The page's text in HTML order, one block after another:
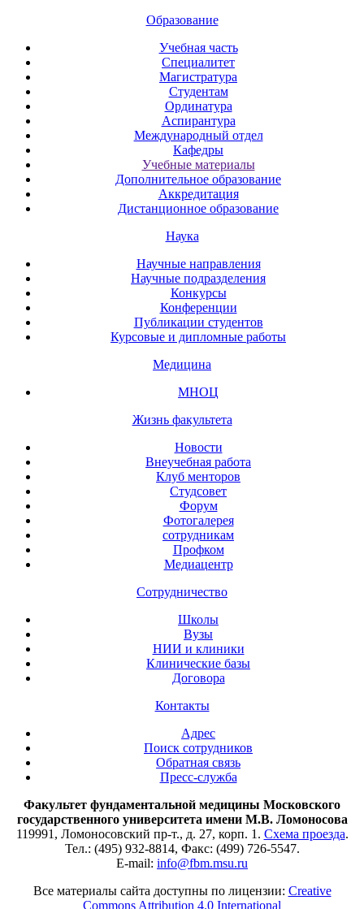
Образование
Учебная часть
Специалитет
Магистратура
Студентам
Ординатура
Аспирантура
Международный отдел
Кафедры
Учебные материалы
Дополнительное образование
Аккредитация
Дистанционное образование
Наука
Научные направления
Научные подразделения
Конкурсы
Конференции
Публикации студентов
Курсовые и дипломные работы
Медицина
МНОЦ
Жизнь факультета
Новости
Внеучебная работа
Клуб менторов
Студсовет
Форум
Фотогалерея
сотрудникам
Профком
Медиацентр
Сотрудничество
Школы
Вузы
НИИ и клиники
Клинические базы
Договора
Контакты
Адрес
Поиск сотрудников
Обратная связь
Пресс-служба
Факультет фундаментальной медицины Московского
государственного университета имени М.В. Ломоносова
119991, Ломоносовский пр-т., д. 27, корп. 1. Схема проезда.
Тел.: (495) 932-8814, Факс: (499) 726-5547.
E-mail: info@fbm.msu.ru
Все материалы сайта доступны по лицензии: Creative
Commons Attribution 4.0 International